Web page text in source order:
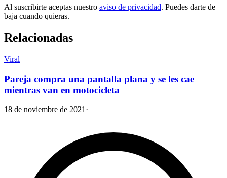
Al suscribirte aceptas nuestro aviso de privacidad. Puedes darte de
baja cuando quieras.
Relacionadas
Viral
Pareja compra una pantalla plana y se les cae
mientras van en motocicleta
18 de noviembre de 2021 ·